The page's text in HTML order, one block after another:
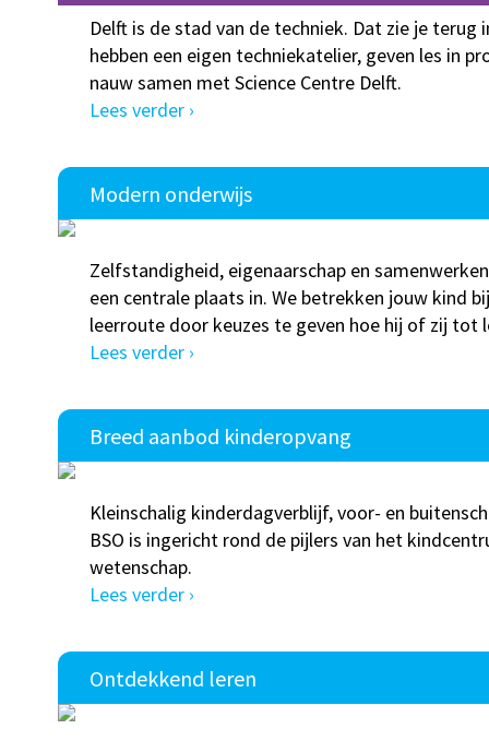
Delft is de stad van de techniek. Dat zie je terug
hebben een eigen techniekatelier, geven les in
nauw samen met Science Centre Delft.
Lees verder ›
Modern onderwijs
Zelfstandigheid, eigenaarschap en
een centrale plaats in. We betrekken jouw kind
leerroute door keuzes te geven hoe hij of zij tot
Lees verder ›
Breed aanbod kinderopvang
Kleinschalig kinderdagverblijf, voor- en
BSO is ingericht rond de pijlers van het
wetenschap.
Lees verder ›
Ontdekkend leren